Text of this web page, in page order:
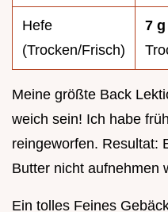
Hefe
(Trocken/Frisch)
7 g
Meine größte Back
weich sein! Ich habe
reingeworfen. Resultat:
Butter nicht aufnehmen
Ein tolles Feines